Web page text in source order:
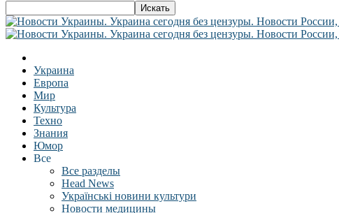
Украина
Европа
Мир
Культура
Техно
Знания
Юмор
Все
Все разделы
Head News
Українські новини культури
Новости медицины